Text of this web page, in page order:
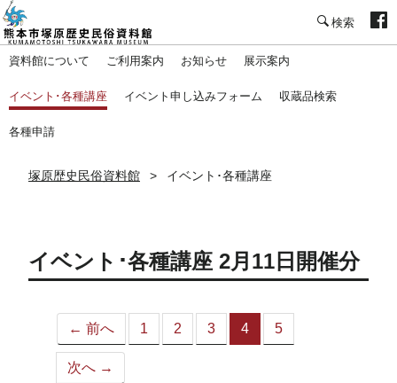
資料館について ご利用案内 お知らせ 展示案内
イベント･各種講座 イベント申し込みフォーム 収蔵品検索
各種申請
塚原歴史民俗資料館 イベント･各種講座
イベント･各種講座 2月11日開催分
← 前へ 1 2 3 4
（こ
5
次へ →